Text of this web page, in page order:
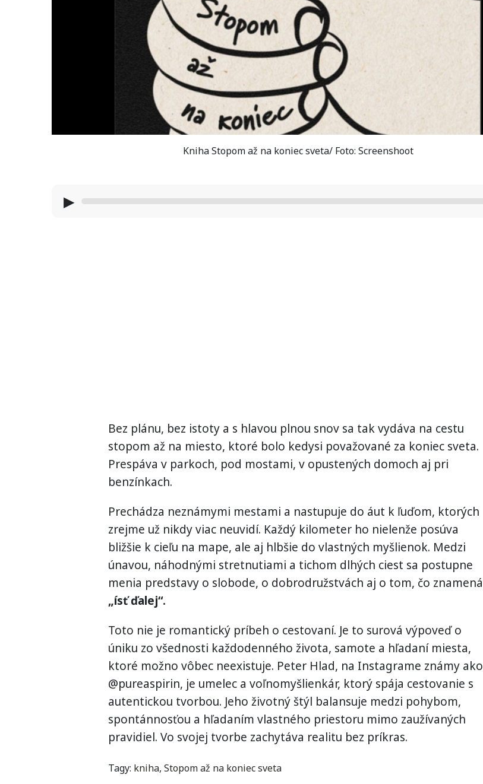
Kniha Stopom až na koniec sveta/ Foto: Screenshoot
▶
Bez plánu, bez istoty a s hlavou plnou snov sa tak vydáva na cestu
stopom až na miesto, ktoré bolo kedysi považované za koniec sveta.
Prespáva v parkoch, pod mostami, v opustených domoch aj pri
benzínkach.
Prechádza neznámymi mestami a nastupuje do áut k ľuďom, ktorých
zrejme už nikdy viac neuvidí. Každý kilometer ho nielenže posúva
bližšie k cieľu na mape, ale aj hlbšie do vlastných myšlienok. Medzi
únavou, náhodnými stretnutiami a tichom dlhých ciest sa postupne
menia predstavy o slobode, o dobrodružstvách aj o tom, čo znamená
„ísť ďalej“.
Toto nie je romantický príbeh o cestovaní. Je to surová výpoveď o
úniku zo všednosti každodenného života, samote a hľadaní miesta,
ktoré možno vôbec neexistuje. Peter Hlad, na Instagrame známy ako
@pureaspirin, je umelec a voľnomyšlienkár, ktorý spája cestovanie s
autentickou tvorbou. Jeho životný štýl balansuje medzi pohybom,
spontánnosťou a hľadaním vlastného priestoru mimo zaužívaných
pravidiel. Vo svojej tvorbe zachytáva realitu bez príkras.
Tagy: kniha, Stopom až na koniec sveta